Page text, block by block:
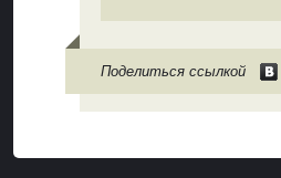
Поделиться ссылкой